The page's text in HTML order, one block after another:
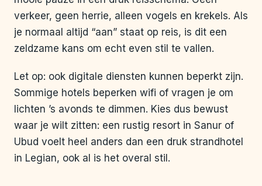
verkeer, geen herrie, alleen vogels en krekels. Als
je normaal altijd “aan” staat op reis, is dit een
zeldzame kans om echt even stil te vallen.
Let op: ook digitale diensten kunnen beperkt zijn.
Sommige hotels beperken wifi of vragen je om
lichten ’s avonds te dimmen. Kies dus bewust
waar je wilt zitten: een rustig resort in Sanur of
Ubud voelt heel anders dan een druk strandhotel
in Legian, ook al is het overal stil.